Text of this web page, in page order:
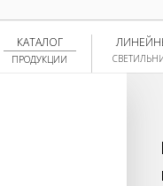
КАТАЛОГ
ПРОДУКЦИИ